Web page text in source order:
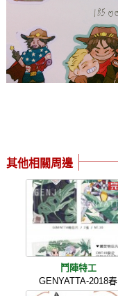
其他相關周邊
鬥陣特工
GENYATTA-2018春